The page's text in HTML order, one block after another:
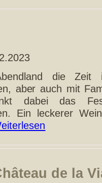
die Zeit
aber auch mit
dabei das
Ein leckerer
de la